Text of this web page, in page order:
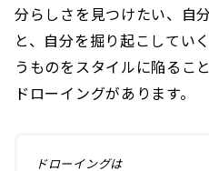
分らしさを見つけたい、自
と、自分を掘り起こしてい
うものをスタイルに陥るこ
ドローイングがあります。
ドローイングは